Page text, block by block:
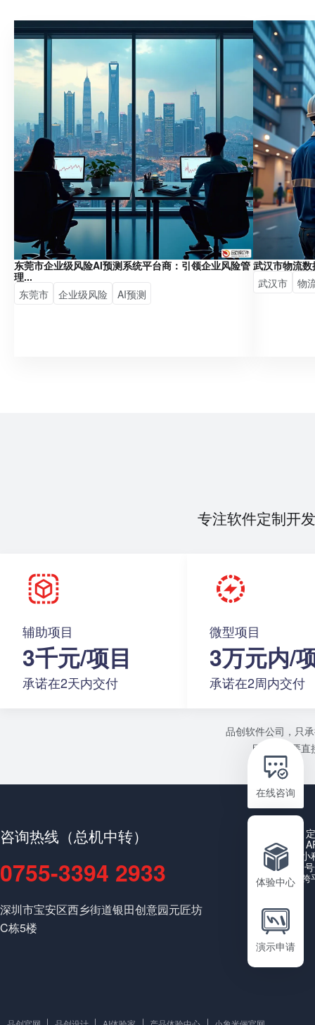
在线咨询
体验中心
演示申请
东莞市企业级风险AI预测系统平台商：引领企业风险管
理...
东莞市
企业级风险 AI预测
武汉市物流
武汉市
物
专注软件定制开
辅助项目
3千元/项目
承诺在2天内交付
微型项目
3万元内/
承诺在2周内交付
品创软件公司，只
目或者需要
咨询热线（总机中转）
0755-3394 2933
深圳市宝安区西乡街道银田创意园元匠坊
C栋5楼
公众